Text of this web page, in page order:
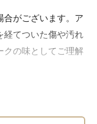
合がございます。ア
経てついた傷や汚れ
クの味としてご理解